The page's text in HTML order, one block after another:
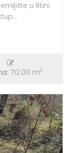
u Rtini
712.00 m2